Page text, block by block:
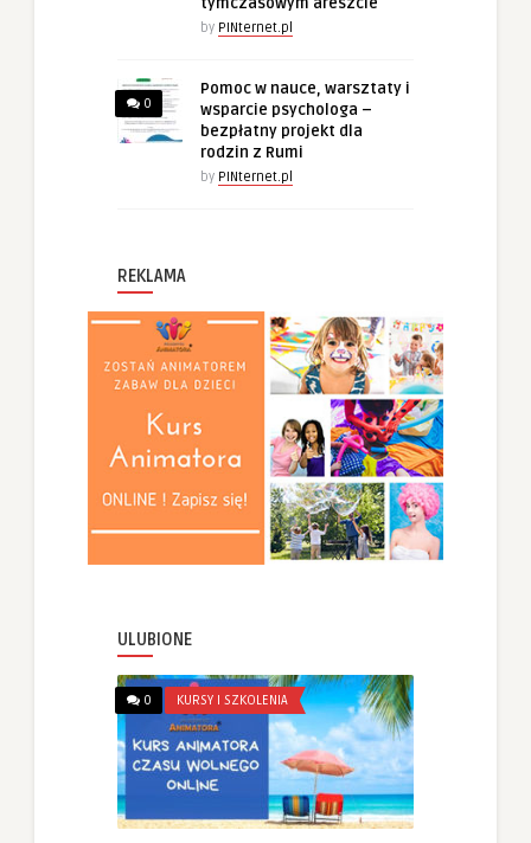
by PINternet.pl
0
Pomoc w nauce, warsztaty i
wsparcie psychologa –
bezpłatny projekt dla
rodzin z Rumi
by PINternet.pl
REKLAMA
ULUBIONE
0 KURSY I SZKOLENIA